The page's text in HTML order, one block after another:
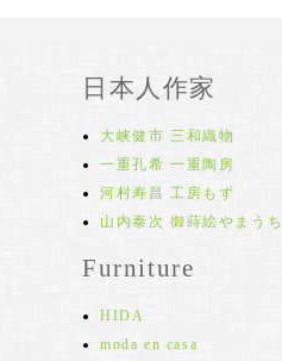
日本人作家
大峡健市 三和織物
一重孔希 一重陶房
河村寿昌 工房もず
山内泰次 御蒔絵やまうち
Furniture
HIDA
moda en casa